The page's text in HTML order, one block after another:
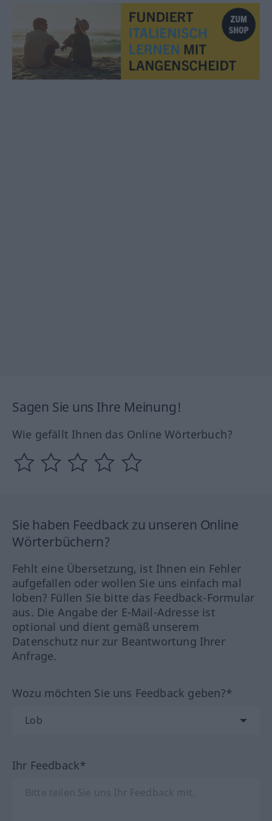
Sagen Sie uns Ihre Meinung!
Wie gefällt Ihnen das Online Wörterbuch?
Sie haben Feedback zu unseren Online
Wörterbüchern?
Fehlt eine Übersetzung, ist Ihnen ein Fehler
aufgefallen oder wollen Sie uns einfach mal
loben? Füllen Sie bitte das Feedback-Formular
aus. Die Angabe der E-Mail-Adresse ist
optional und dient gemäß unserem
Datenschutz nur zur Beantwortung Ihrer
Anfrage.
Wozu möchten Sie uns Feedback geben?*
Ihr Feedback*